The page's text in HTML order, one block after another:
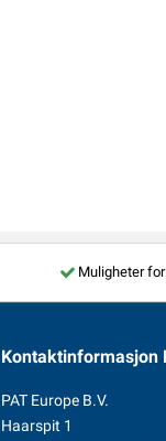
Muligheter
Kontaktinformasjon
PAT Europe B.V.
Haarspit 1